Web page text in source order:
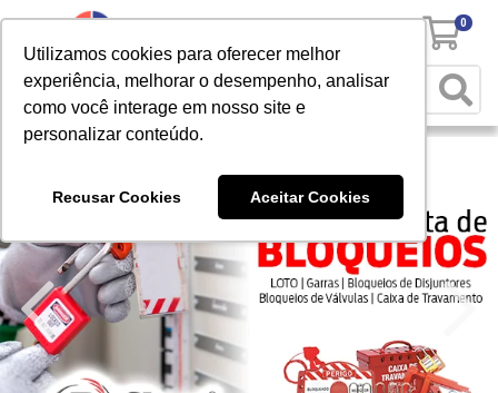
Utilizamos cookies para oferecer melhor
experiência, melhorar o desempenho, analisar
como você interage em nosso site e
personalizar conteúdo.
Recusar Cookies Aceitar Cookies
0